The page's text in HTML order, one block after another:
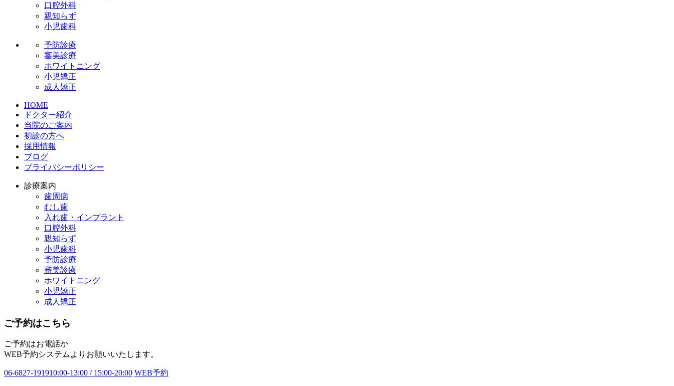
口腔外科
親知らず
小児歯科
予防診療
審美診療
ホワイトニング
小児矯正
成人矯正
HOME
ドクター紹介
当院のご案内
初診の方へ
採用情報
ブログ
プライバシーポリシー
診療案内
歯周病
むし歯
入れ歯・インプラント
口腔外科
親知らず
小児歯科
予防診療
審美診療
ホワイトニング
小児矯正
成人矯正
ご予約はこちら
ご予約はお電話か
WEB予約システムよりお願いいたします。
06-6827-191910:00-13:00 / 15:00-20:00 WEB予約